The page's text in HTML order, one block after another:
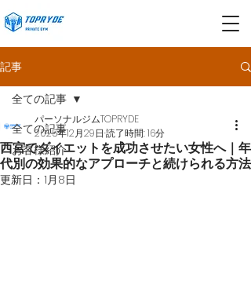
記事
全ての記事
お客様紹介
全ての記事
西宮でダイエットを成功させたい女性へ｜年
代別の効果的なアプローチと続けられる方法
パーソナルジムTOPRYDE
2025年12月29日 読了時間: 16分
更新日： 1月8日